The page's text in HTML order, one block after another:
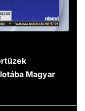
Magyar